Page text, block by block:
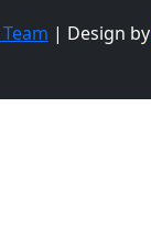
| Design by